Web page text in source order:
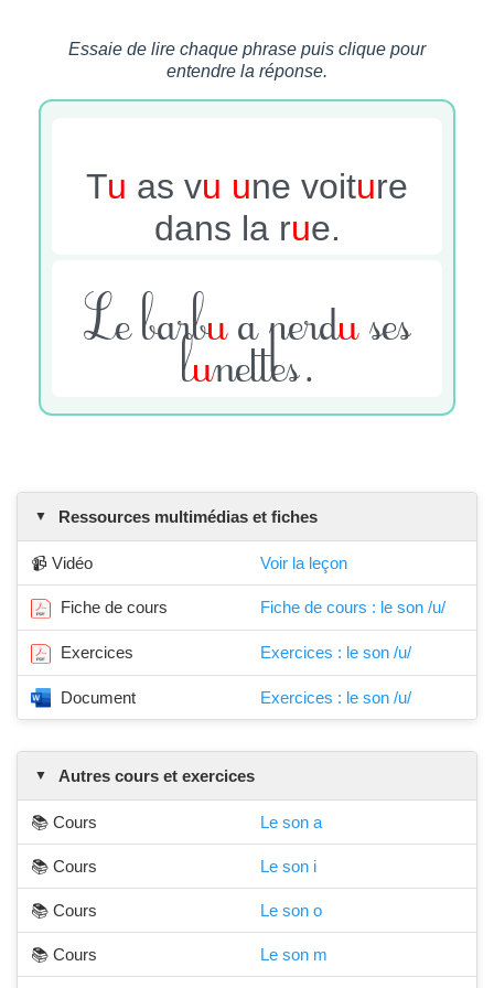
Essaie de lire chaque phrase puis clique pour
entendre la réponse.
Tu as vu une voiture
dans la rue.
Le barbua perduses
lunettes.
Ressources multimédias et fiches
📹 Vidéo Voir la leçon
Fiche de cours Fiche de cours : le son /u/
Exercices Exercices : le son /u/
Document Exercices : le son /u/
Autres cours et exercices
📚 Cours Le son a
📚 Cours Le son i
📚 Cours Le son o
📚 Cours Le son m